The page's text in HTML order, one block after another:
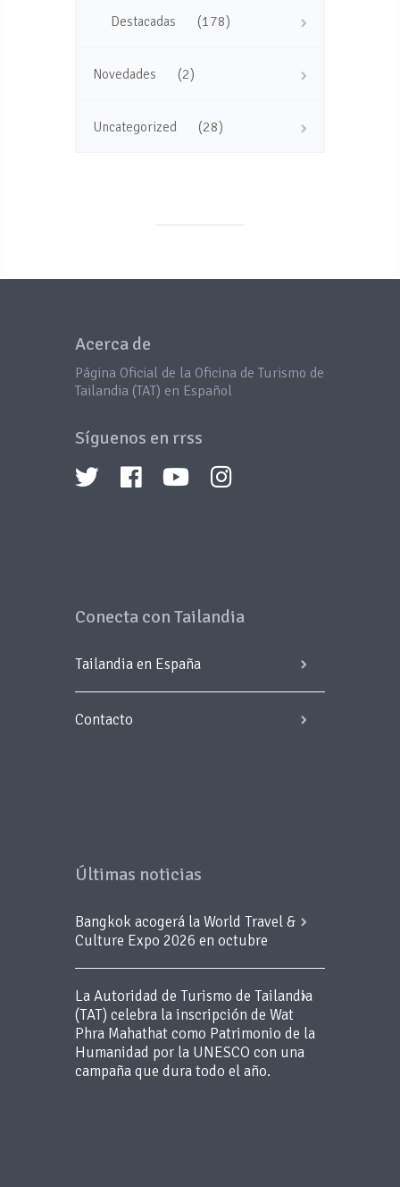
Destacadas (178)
Novedades (2)
Uncategorized (28)
Acerca de
Página Oficial de la Oficina de Turismo de
Tailandia (TAT) en Español
Síguenos en rrss
Conecta con Tailandia
Tailandia en España
Contacto
Últimas noticias
Bangkok acogerá la World Travel &
Culture Expo 2026 en octubre
La Autoridad de Turismo de Tailandia
(TAT) celebra la inscripción de Wat
Phra Mahathat como Patrimonio de la
Humanidad por la UNESCO con una
campaña que dura todo el año.